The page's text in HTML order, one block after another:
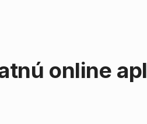
online